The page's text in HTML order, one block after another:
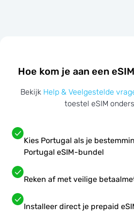
Hoe kom je aan een
Bekijk Help & Veelgestelde
toestel eSIM
Kies Portugal als je
Portugal eSIM-bundel
Reken af met veilige
Installeer direct je prepaid